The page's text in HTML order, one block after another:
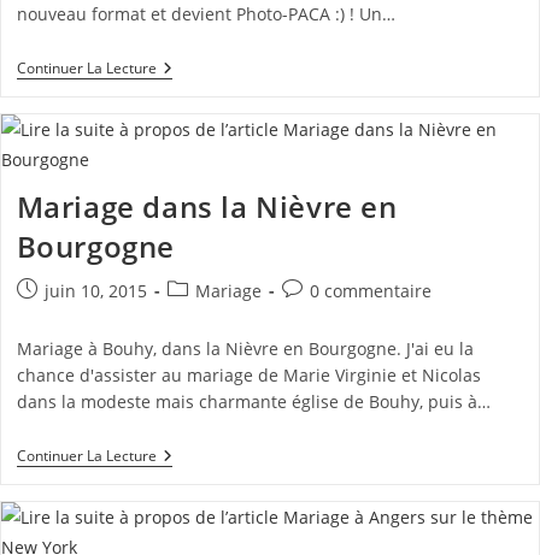
nouveau format et devient Photo-PACA :) ! Un…
Continuer La LectureAix-
Photographies
Photo-
PACA
Mariage dans la Nièvre en
Bourgogne
Publication
juin 10, 2015
PostMariage
Commentaires
publication :
0 commentaire
Mariage à Bouhy, dans la Nièvre en Bourgogne. J'ai eu la
chance d'assister au mariage de Marie Virginie et Nicolas
dans la modeste mais charmante église de Bouhy, puis à…
Continuer La LectureMariage
Dans
Nièvre
En